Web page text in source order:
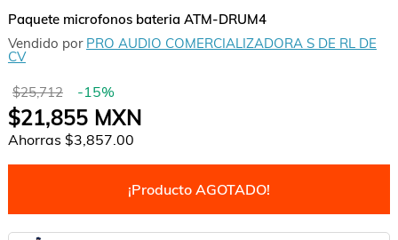
Paquete microfonos bateria ATM-DRUM4
Vendido por PRO AUDIO COMERCIALIZADORA S DE RL DE
CV
$25,712 -15%
$21,855MXN
Ahorras $3,857.00
¡Producto AGOTADO!